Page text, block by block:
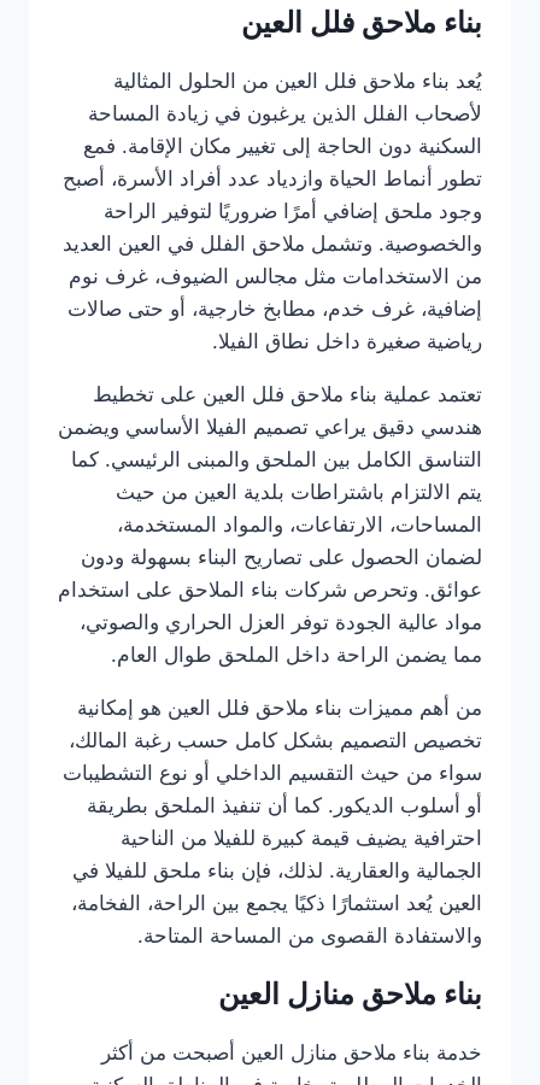
بناء ملاحق فلل العين
يُعد بناء ملاحق فلل العين من الحلول المثالية
لأصحاب الفلل الذين يرغبون في زيادة المساحة
السكنية دون الحاجة إلى تغيير مكان الإقامة. فمع
تطور أنماط الحياة وازدياد عدد أفراد الأسرة، أصبح
وجود ملحق إضافي أمرًا ضروريًا لتوفير الراحة
والخصوصية. وتشمل ملاحق الفلل في العين العديد
من الاستخدامات مثل مجالس الضيوف، غرف نوم
إضافية، غرف خدم، مطابخ خارجية، أو حتى صالات
رياضية صغيرة داخل نطاق الفيلا.
تعتمد عملية بناء ملاحق فلل العين على تخطيط
هندسي دقيق يراعي تصميم الفيلا الأساسي ويضمن
التناسق الكامل بين الملحق والمبنى الرئيسي. كما
يتم الالتزام باشتراطات بلدية العين من حيث
المساحات، الارتفاعات، والمواد المستخدمة،
لضمان الحصول على تصاريح البناء بسهولة ودون
عوائق. وتحرص شركات بناء الملاحق على استخدام
مواد عالية الجودة توفر العزل الحراري والصوتي،
مما يضمن الراحة داخل الملحق طوال العام.
من أهم مميزات بناء ملاحق فلل العين هو إمكانية
تخصيص التصميم بشكل كامل حسب رغبة المالك،
سواء من حيث التقسيم الداخلي أو نوع التشطيبات
أو أسلوب الديكور. كما أن تنفيذ الملحق بطريقة
احترافية يضيف قيمة كبيرة للفيلا من الناحية
الجمالية والعقارية. لذلك، فإن بناء ملحق للفيلا في
العين يُعد استثمارًا ذكيًا يجمع بين الراحة، الفخامة،
والاستفادة القصوى من المساحة المتاحة.
بناء ملاحق منازل العين
خدمة بناء ملاحق منازل العين أصبحت من أكثر